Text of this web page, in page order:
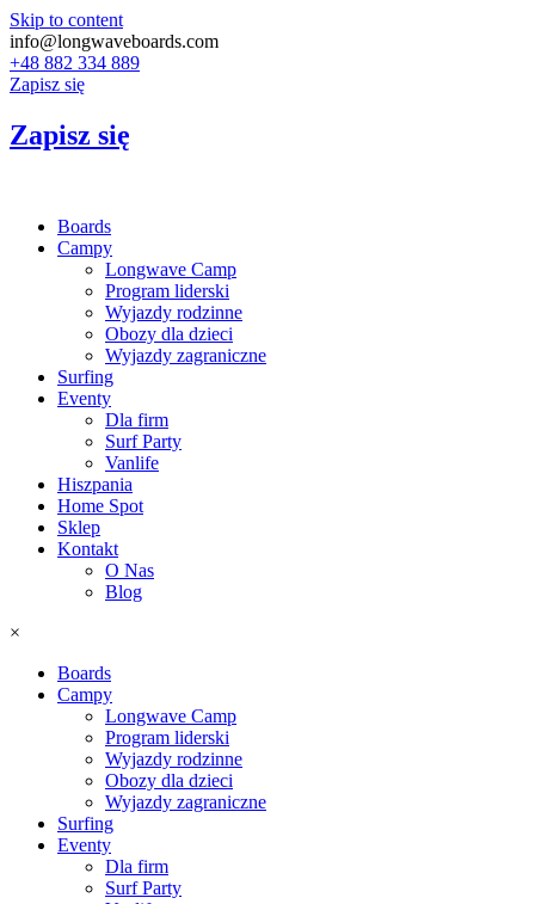
Skip to content
info@longwaveboards.com
+48 882 334 889
Zapisz się
Zapisz się
Boards
Campy
Longwave Camp
Program liderski
Wyjazdy rodzinne
Obozy dla dzieci
Wyjazdy zagraniczne
Surfing
Eventy
Dla firm
Surf Party
Vanlife
Hiszpania
Home Spot
Sklep
Kontakt
O Nas
Blog
×
Boards
Campy
Longwave Camp
Program liderski
Wyjazdy rodzinne
Obozy dla dzieci
Wyjazdy zagraniczne
Surfing
Eventy
Dla firm
Surf Party